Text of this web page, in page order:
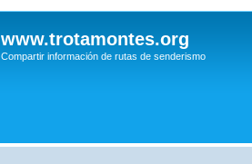
www.trotamontes.org
Compartir información de rutas de senderismo